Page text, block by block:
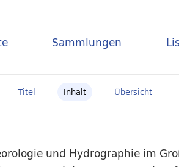
Sammlungen
Titel Inhalt Übersicht
und Hydrographie im